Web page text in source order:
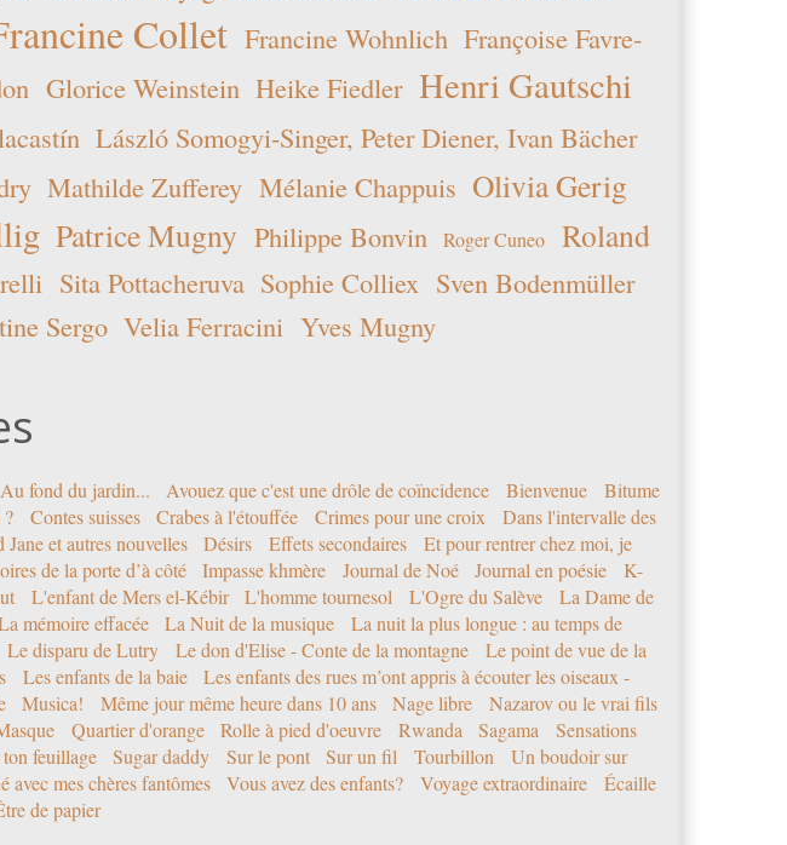
Collet Francine Wohnlich Françoise Favre-
Glorice Weinstein Heike Fiedler Henri Gautschi
László Somogyi-Singer, Peter Diener, Ivan Bächer
Mathilde Zufferey Mélanie Chappuis Olivia Gerig
Patrice Mugny Philippe Bonvin Roger Cuneo
Roland
Sita Pottacheruva Sophie Colliex Sven Bodenmüller
Sergo Velia Ferracini Yves Mugny
Au fond du jardin... Avouez que c'est une drôle de coïncidence Bienvenue
Bitume
Contes suisses Crabes à l'étouffée Crimes pour une croix
Dans l'intervalle des
et autres nouvelles Désirs Effets secondaires
Et pour rentrer chez moi, je
de la porte d’à côté Impasse khmère Journal de Noé Journal en poésie
K-
L'enfant de Mers el-Kébir L'homme tournesol L'Ogre du Salève
La Dame de
mémoire effacée La Nuit de la musique
La nuit la plus longue : au temps de
Le disparu de Lutry Le don d'Elise - Conte de la montagne
Le point de vue de la
Les enfants de la baie
Les enfants des rues m’ont appris à écouter les oiseaux -
Musica! Même jour même heure dans 10 ans Nage libre
Nazarov ou le vrai fils
Quartier d'orange Rolle à pied d'oeuvre Rwanda Sagama
Sensations
feuillage Sugar daddy Sur le pont Sur un fil Tourbillon
Un boudoir sur
avec mes chères fantômes Vous avez des enfants? Voyage extraordinaire
Écaille
de papier